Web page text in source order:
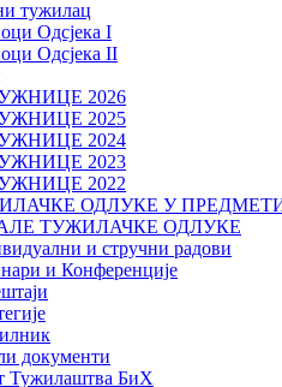
тужилац
Oдсјекa I
Oдсјекa II
2026
2025
2024
2023
2022
ОДЛУКЕ У
ТУЖИЛАЧКЕ ОДЛУКЕ
и стручни радови
и Конференције
документи
Тужилаштва БиХ